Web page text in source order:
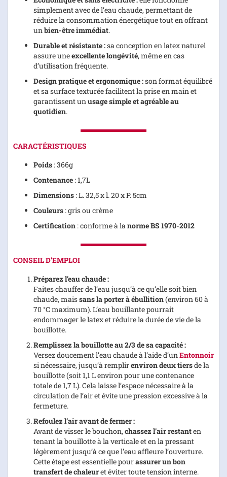
simplement avec de l’eau chaude, permettant de
réduire la consommation énergétique tout en offrant
unbien-être immédiat.
Durable et résistante :sa conception en latex naturel
assure uneexcellente longévité, même en cas
d’utilisation fréquente.
Design pratique et ergonomique :son format équilibré
et sa surface texturée facilitent la prise en main et
garantissent unusage simple et agréable au
quotidien.
CARACTÉRISTIQUES
Poids : 366g
Contenance : 1,7L
Dimensions : L. 32,5 x l. 20 x P. 5cm
Couleurs : gris ou crème
Certification : conforme à lanorme BS 1970-2012
CONSEIL D’EMPLOI
Préparez l’eau chaude :
Faites chauffer de l’eau jusqu’à ce qu’elle soit bien
chaude, maissans la porter à ébullition(environ 60 à
70 °C maximum). L’eau bouillante pourrait
endommager le latex et réduire la durée de vie de la
bouillotte.
Remplissez la bouillotte au 2/3 de sa capacité :
Versez doucement l’eau chaude à l’aide d’unEntonnoir
si nécessaire, jusqu’à remplirenviron deux tiersde la
bouillotte (soit 1,1 L environ pour une contenance
totale de 1,7 L). Cela laisse l’espace nécessaire à la
circulation de l’air et évite une pression excessive à la
fermeture.
Refoulez l’air avant de fermer :
Avant de visser le bouchon,chassez l’air restanten
tenant la bouillotte à la verticale et en la pressant
légèrement jusqu’à ce que l’eau affleure l’ouverture.
Cette étape est essentielle pourassurer un bon
transfert de chaleuret éviter toute tension interne.